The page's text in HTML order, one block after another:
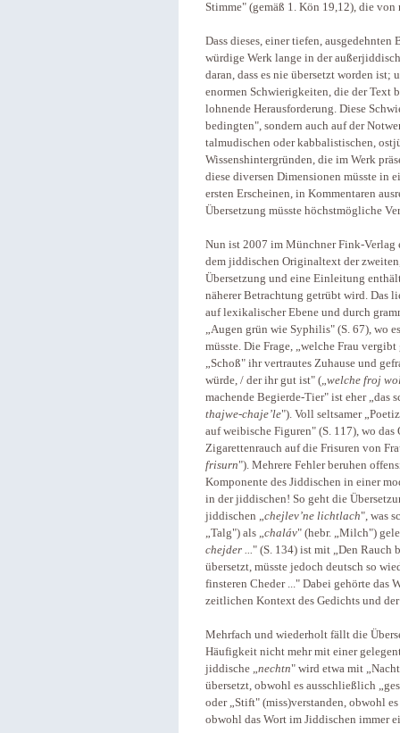
Stimme" (gemäß 1. Kön 19,12), die
Dass dieses, einer tiefen,
würdige Werk lange in der
daran, dass es nie übersetzt worden ist;
enormen Schwierigkeiten, die der Text
lohnende Herausforderung. Diese
bedingten", sondern auch auf der
talmudischen oder kabbalistischen,
Wissenshintergründen, die im Werk
diese diversen Dimensionen müsste in
ersten Erscheinen, in Kommentaren
Übersetzung müsste höchstmögliche
Nun ist 2007 im Münchner Fink-Verlag
dem jiddischen Originaltext der
Übersetzung und eine Einleitung
näherer Betrachtung getrübt wird. Das
auf lexikalischer Ebene und durch
„Augen grün wie Syphilis" (S. 67), wo
müsste. Die Frage, „welche Frau
„Schoß" ihr vertrautes Zuhause und
würde, / der ihr gut ist" („welche froj
machende Begierde-Tier" ist eher „das
thajwe-chaje’le"). Voll seltsamer
auf weibische Figuren" (S. 117), wo
Zigarettenrauch auf die Frisuren von
frisurn"). Mehrere Fehler beruhen
Komponente des Jiddischen in einer
in der jiddischen! So geht die
jiddischen „chejlev’ne lichtlach", was
„Talg") als „chaláv" (hebr. „Milch")
chejder ..." (S. 134) ist mit „Den Rauch
übersetzt, müsste jedoch deutsch so
finsteren Cheder ..." Dabei gehörte das
zeitlichen Kontext des Gedichts und
Mehrfach und wiederholt fällt die
Häufigkeit nicht mehr mit einer
jiddische „nechtn" wird etwa mit
übersetzt, obwohl es ausschließlich
oder „Stift" (miss)verstanden, obwohl
obwohl das Wort im Jiddischen immer